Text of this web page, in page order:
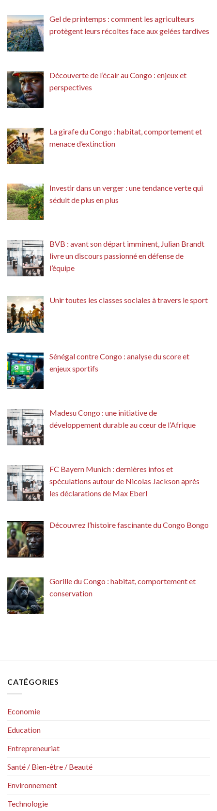
Gel de printemps : comment les agriculteurs
protègent leurs récoltes face aux gelées tardives
Découverte de l’écair au Congo : enjeux et
perspectives
La girafe du Congo : habitat, comportement et
menace d’extinction
Investir dans un verger : une tendance verte qui
séduit de plus en plus
BVB : avant son départ imminent, Julian Brandt
livre un discours passionné en défense de
l’équipe
Unir toutes les classes sociales à travers le sport
Sénégal contre Congo : analyse du score et
enjeux sportifs
Madesu Congo : une initiative de
développement durable au cœur de l’Afrique
FC Bayern Munich : dernières infos et
spéculations autour de Nicolas Jackson après
les déclarations de Max Eberl
Découvrez l’histoire fascinante du Congo Bongo
Gorille du Congo : habitat, comportement et
conservation
CATÉGORIES
Economie
Education
Entrepreneuriat
Santé / Bien-être / Beauté
Environnement
Technologie